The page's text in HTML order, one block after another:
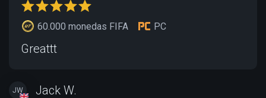
60.000 monedas FIFA PC
Greattt
JW Jack W.